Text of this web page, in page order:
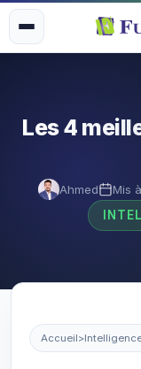
Les 4
Ahmed Mis
Accueil>